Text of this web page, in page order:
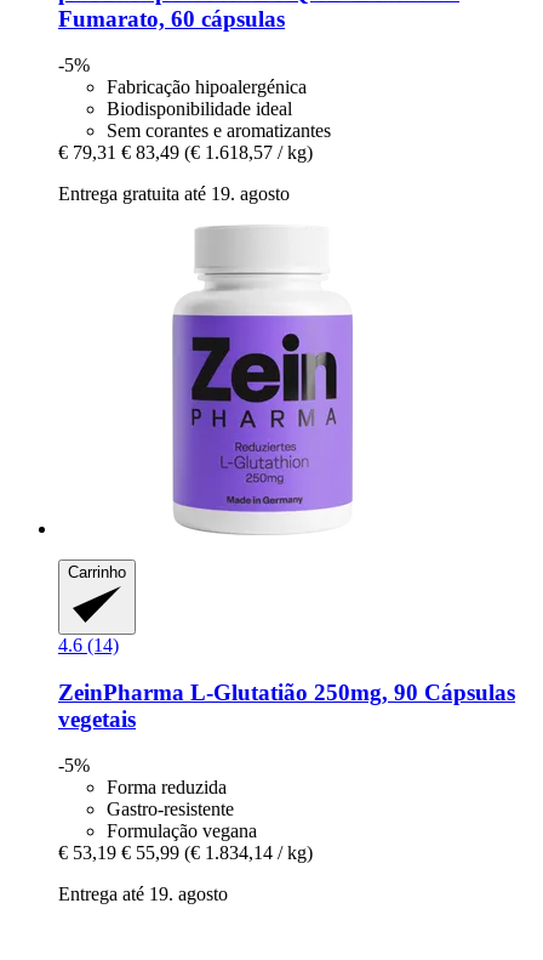
Fumarato, 60 cápsulas
-5%
Fabricação hipoalergénica
Biodisponibilidade ideal
Sem corantes e aromatizantes
€ 79,31 € 83,49 (€ 1.618,57 / kg)
Entrega gratuita até 19. agosto
Carrinho
4.6 (14)
ZeinPharma L-​Glutatião 250mg, 90 Cápsulas
vegetais
-5%
Forma reduzida
Gastro-resistente
Formulação vegana
€ 53,19 € 55,99 (€ 1.834,14 / kg)
Entrega até 19. agosto